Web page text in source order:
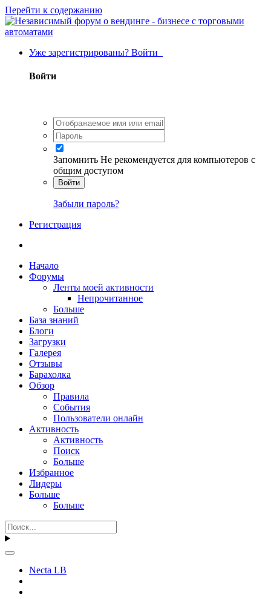
Перейти к содержанию
Уже зарегистрированы? Войти
Войти
Запомнить Не рекомендуется для компьютеров с
общим доступом
Войти
Забыли пароль?
Регистрация
Начало
Форумы
Ленты моей активности
Непрочитанное
Больше
База знаний
Блоги
Загрузки
Галерея
Отзывы
Барахолка
Обзор
Правила
События
Пользователи онлайн
Активность
Активность
Поиск
Больше
Избранное
Лидеры
Больше
Больше
Necta LB